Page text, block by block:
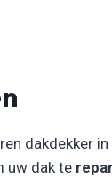
dakdekker
uw dak te